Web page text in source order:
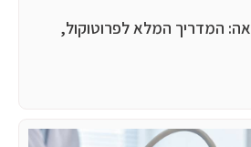
המדריך המלא לפרוטוקול,